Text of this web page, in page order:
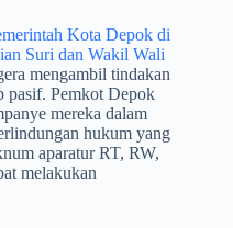
Kota Depok di
Suri dan Wakil Wali
mengambil tindakan
pasif. Pemkot Depok
mereka dalam
hukum yang
aparatur RT, RW,
melakukan